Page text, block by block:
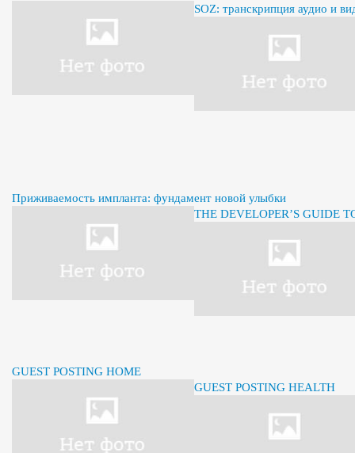
SOZ: транскрипция аудио и
Приживаемость импланта: фундамент новой улыбки
THE DEVELOPER’S GUIDE
GUEST POSTING HOME
GUEST POSTING HEALTH